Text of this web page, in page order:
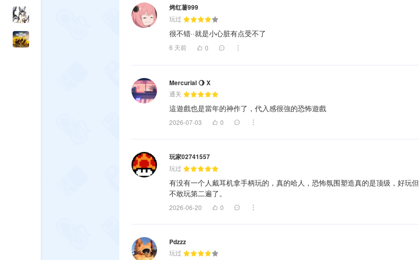
烤红薯999
玩过
很不错··就是小心脏有点受不了
6 天前 0
Mercurial 🌖 X
通关
這遊戲也是當年的神作了，代入感很強的恐怖遊戲
2026-07-03 0
玩家02741557
玩过
有没有一个人戴耳机拿手柄玩的，真的哈人，恐怖氛围塑造真的是顶级，好玩但
不敢玩第二遍了。
2026-06-20 0
Pdzzz
玩过